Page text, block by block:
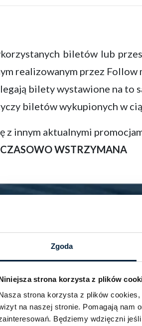
Zgoda
strona korzysta z plików
strona korzysta z plików
na naszej stronie. Pomagają nam
Będziemy wdzięczni
biletów lub
realizowanym przez Follow
bilety wystawione na to
biletów wykupionych w
z innym aktualnymi
WSTRZYMANA
Zawsze
promocjach,